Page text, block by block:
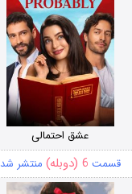
عشق احتمالی
قسمت 6 (دوبله) منتشر شد